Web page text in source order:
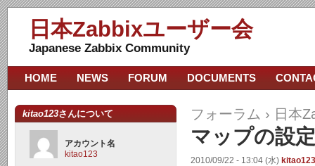
日本Zabbixユーザー会
Japanese Zabbix Community
フォーラム › 日本
マップの設
2010/09/22 - 13:04 (水) kitao123
HOME NEWS FORUM DOCUMENTS
kitao123さんについて
アカウント名
kitao123